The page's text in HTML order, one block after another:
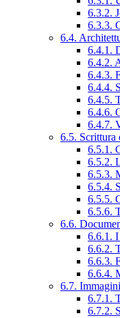
6.3.2.
6.3.3.
6.4.
6.4.1.
6.4.2.
6.4.3.
6.4.4.
6.4.5.
6.4.6.
6.4.7.
6.5. Scrittura
6.5.1.
6.5.2.
6.5.3.
6.5.4.
6.5.5.
6.5.6.
6.6.
6.6.1.
6.6.2.
6.6.3.
6.6.4.
6.7.
6.7.1.
6.7.2.